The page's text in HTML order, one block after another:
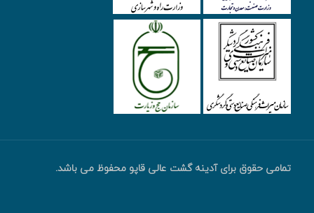
تمامی حقوق برای آدینه گشت عالی قاپو محفوظ می باشد.